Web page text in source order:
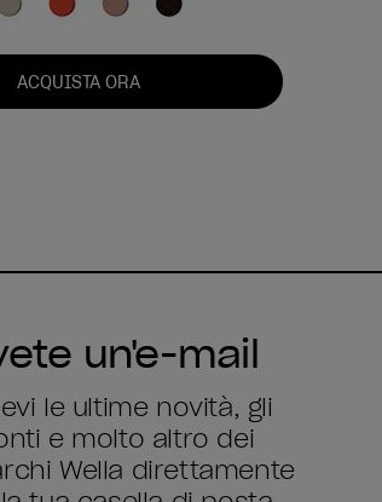
ACQUISTA ORA
un'e-mail
le ultime novità, gli
e molto altro dei
Wella direttamente